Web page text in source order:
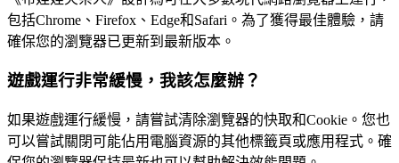
包括Chrome、Firefox、Edge和Safari。為了獲得最佳體驗，請
確保您的瀏覽器已更新到最新版本。
遊戲運行非常緩慢，我該怎麼辦？
如果遊戲運行緩慢，請嘗試清除瀏覽器的快取和Cookie。您也
可以嘗試關閉可能佔用電腦資源的其他標籤頁或應用程式。確